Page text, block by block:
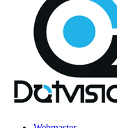
Les
se
!